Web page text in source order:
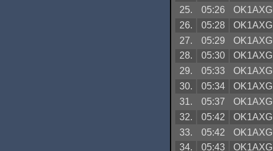
25.
05:26 OK1AXG
26.
05:28 OK1AXG
27.
05:29 OK1AXG
28.
05:30 OK1AXG
29.
05:33 OK1AXG
30.
05:34 OK1AXG
31.
05:37 OK1AXG
32.
05:42 OK1AXG
33.
05:42 OK1AXG
34.
05:43 OK1AXG